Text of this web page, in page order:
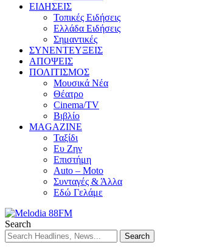
ΕΙΔΗΣΕΙΣ
Τοπικές Ειδήσεις
Ελλάδα Ειδήσεις
Σημαντικές
ΣΥΝΕΝΤΕΥΞΕΙΣ
ΑΠΟΨΕΙΣ
ΠΟΛΙΤΙΣΜΟΣ
Μουσικά Νέα
Θέατρο
Cinema/TV
Βιβλίο
MAGAZINE
Ταξίδι
Ευ Ζην
Επιστήμη
Auto – Moto
Συνταγές & Άλλα
Εδώ Γελάμε
Search